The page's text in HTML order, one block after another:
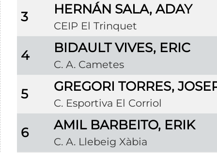
3 HERNÁN SALA, ADAY
CEIP El Trinquet
4 BIDAULT VIVES, ERIC
C. A. Cametes
5 GREGORI TORRES,
C. Esportiva El Corriol
6 AMIL BARBEITO, ERIK
C. A. Llebeig Xàbia